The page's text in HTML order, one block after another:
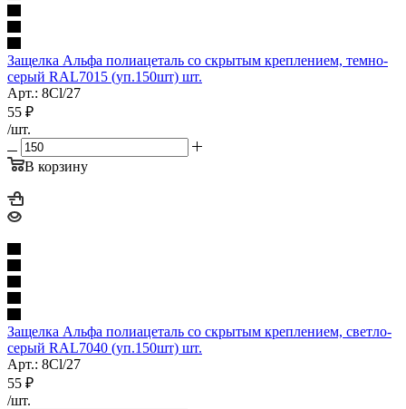
Защелка Альфа полиацеталь со скрытым креплением, темно-
серый RAL7015 (уп.150шт) шт.
Арт.: 8Cl/27
55 ₽
/шт.
В корзину
Защелка Альфа полиацеталь со скрытым креплением, светло-
серый RAL7040 (уп.150шт) шт.
Арт.: 8Cl/27
55 ₽
/шт.